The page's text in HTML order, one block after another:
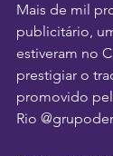
Mais de mil
publicitário,
estiveram no
prestigiar o
promovido
Rio